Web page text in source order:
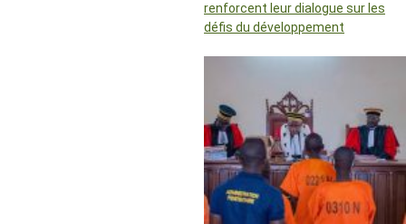
renforcent leur dialogue sur les
défis du développement